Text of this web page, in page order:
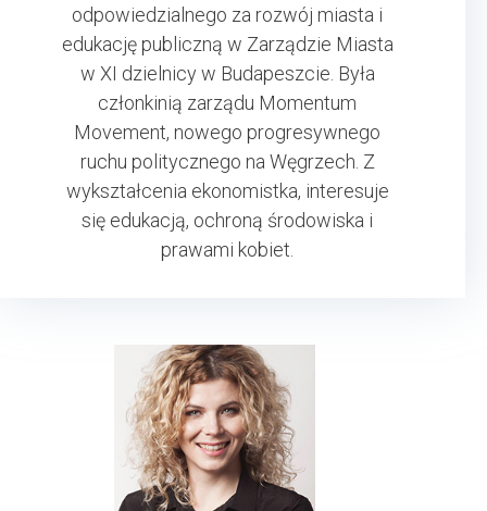
odpowiedzialnego za rozwój miasta i
edukację publiczną w Zarządzie Miasta
w XI dzielnicy w Budapeszcie. Była
członkinią zarządu Momentum
Movement, nowego progresywnego
ruchu politycznego na Węgrzech. Z
wykształcenia ekonomistka, interesuje
się edukacją, ochroną środowiska i
prawami kobiet.